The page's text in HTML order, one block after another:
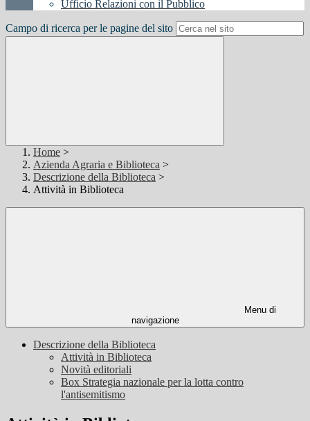
Ufficio Relazioni con il Pubblico
Campo di ricerca per le pagine del sito
Home >
Azienda Agraria e Biblioteca >
Descrizione della Biblioteca >
Attività in Biblioteca
Menu di
navigazione
Descrizione della Biblioteca
Attività in Biblioteca
Novità editoriali
Box Strategia nazionale per la lotta contro
l'antisemitismo